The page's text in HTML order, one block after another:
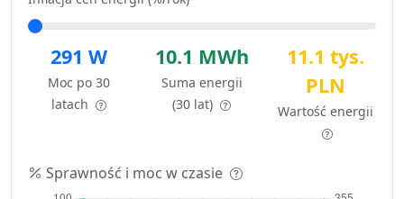
291 W
Moc po 30
latach
10.1 MWh
Suma energii
(30 lat)
11.1 tys.
PLN
Wartość energii
Sprawność i moc w czasie